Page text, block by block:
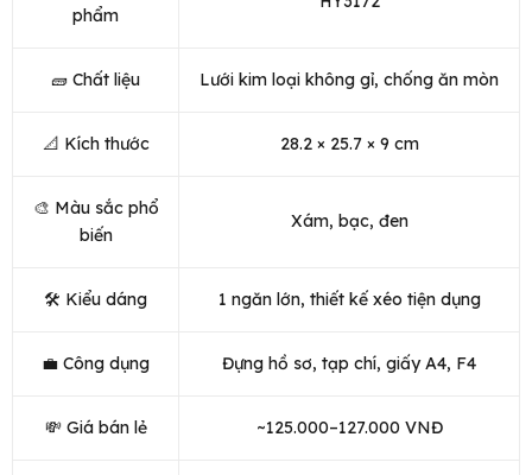
phẩm
🧱 Chất liệu Lưới kim loại không gỉ, chống ăn mòn
📐 Kích thước 28.2 × 25.7 × 9 cm
🎨 Màu sắc phổ
biến
Xám, bạc, đen
🛠️ Kiểu dáng 1 ngăn lớn, thiết kế xéo tiện dụng
💼 Công dụng Đựng hồ sơ, tạp chí, giấy A4, F4
💸 Giá bán lẻ ~125.000–127.000 VNĐ